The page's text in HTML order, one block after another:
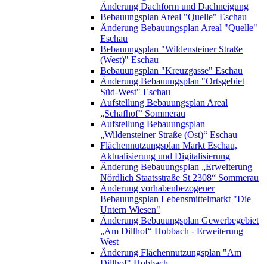
Änderung Dachform und Dachneigung
Bebauungsplan Areal "Quelle" Eschau
Änderung Bebauungsplan Areal "Quelle"
Eschau
Bebauungsplan "Wildensteiner Straße
(West)" Eschau
Bebauungsplan "Kreuzgasse" Eschau
Änderung Bebauungsplan "Ortsgebiet
Süd-West" Eschau
Aufstellung Bebauungsplan Areal
„Schafhof“ Sommerau
Aufstellung Bebauungsplan
„Wildensteiner Straße (Ost)“ Eschau
Flächennutzungsplan Markt Eschau,
Aktualisierung und Digitalisierung
Änderung Bebauungsplan „Erweiterung
Nördlich Staatsstraße St 2308“ Sommerau
Änderung vorhabenbezogener
Bebauungsplan Lebensmittelmarkt "Die
Untern Wiesen"
Änderung Bebauungsplan Gewerbegebiet
„Am Dillhof“ Hobbach - Erweiterung
West
Änderung Flächennutzungsplan "Am